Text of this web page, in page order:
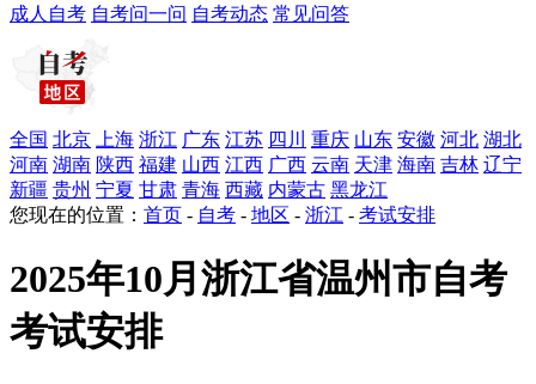
成人自考 自考问一问 自考动态 常见问答
全国 北京 上海 浙江 广东 江苏 四川 重庆 山东 安徽 河北 湖北
河南 湖南 陕西 福建 山西 江西 广西 云南 天津 海南 吉林 辽宁
新疆 贵州 宁夏 甘肃 青海 西藏 内蒙古 黑龙江
您现在的位置： 首页 - 自考 - 地区 - 浙江 - 考试安排
2025年10月浙江省温州市自考
考试安排